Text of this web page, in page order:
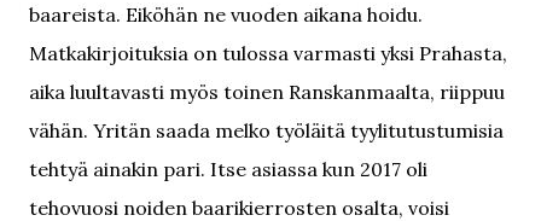
baareista. Eiköhän ne vuoden aikana hoidu.
Matkakirjoituksia on tulossa varmasti yksi Prahasta,
aika luultavasti myös toinen Ranskanmaalta, riippuu
vähän. Yritän saada melko työläitä tyylitutustumisia
tehtyä ainakin pari. Itse asiassa kun 2017 oli
tehovuosi noiden baarikierrosten osalta, voisi